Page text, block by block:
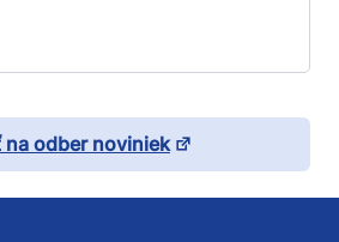
na odber noviniek